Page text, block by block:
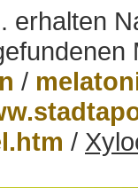
erhalten
/
/